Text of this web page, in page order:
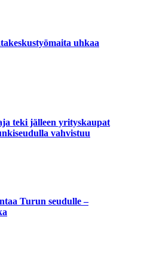
uhkaa
teki jälleen yrityskaupat
vahvistuu
Turun seudulle –